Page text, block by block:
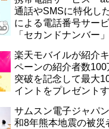
770円割引に
通話やSMSに特化し
による電話番号サー
「セカンドナンバー
番などに対応
楽天モバイルが紹介
ペーンの紹介者数100
突破を記念して最大
イントをプレゼント
レなし
サムスン電子ジャパ
和8年熊本地震の被災